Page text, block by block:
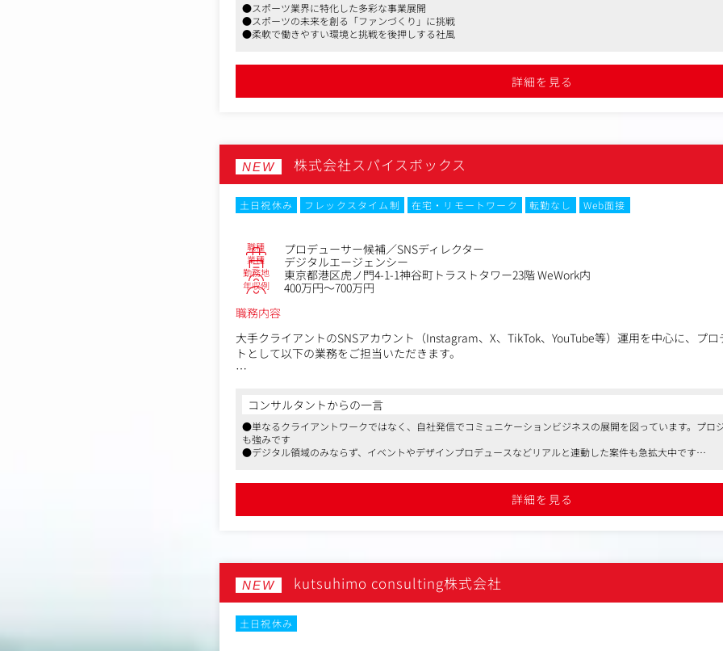
・キャスティングの提案および調整
・撮影現場におけるディレクション
・投稿キャプションやサムネイルの作成
●スポーツ業界に特化した多彩な事業展開
●スポーツの未来を創る「ファンづくり」に挑戦
●柔軟で働きやすい環境と挑戦を後押しする社風
詳細を見る
NEW 株式会社スパイスボックス
土日祝休み フレックスタイム制 在宅・リモートワーク 転勤なし
Web面接
職種 プロデューサー候補／SNSディレクター
業種 デジタルエージェンシー
勤務地 東京都港区虎ノ門4-1-1神谷町トラストタワー23階 WeWork内
年収例
400万円～700万円
職務内容
大手クライアントのSNSアカウント（Instagram、X、TikTok、YouTube等）運用を中心に、プ
トとして以下の業務をご担当いただきます。
・クライアント（事業会社）との打ち合わせ・意向の抽出
・コンテンツ企画、投稿カレンダーの作成・管理、制作指示・クオリティ管理
・インフルエンサー施策・各種SNS施策の企画・推進
・効果測定・データ分析および改善提案（レポート作成・次月施策の提言）
・チームマネジメント・体制構築（社内クリエイターや外部パートナーのディレクション）
ーションのプロデュース業務へと領域を広げていただきます。
コンサルタントからの一言
●単なるクライアントワークではなく、自社発信でコミュニケーションビジネスの展開を図っています。プロ
も強みです
●デジタル領域のみならず、イベントやデザインプロデュースなどリアルと連動した案件も急拡大中です
詳細を見る
NEW kutsuhimo consulting株式会社
土日祝休み